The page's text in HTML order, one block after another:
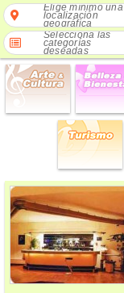
Elige mínimo una
localización
geográfica
Selecciona las
categorías
deseadas